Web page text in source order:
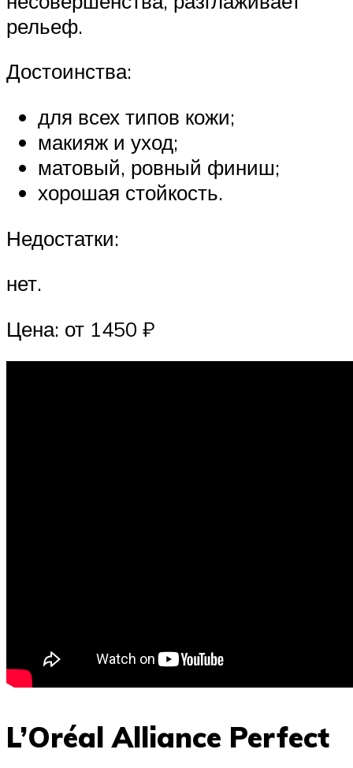
рельеф.
Достоинства:
для всех типов кожи;
макияж и уход;
матовый, ровный финиш;
хорошая стойкость.
Недостатки:
нет.
Цена: от 1450 ₽
L’Oréal Alliance Perfect